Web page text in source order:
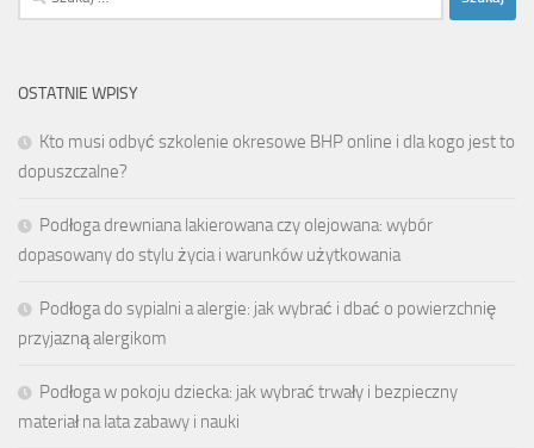
OSTATNIE WPISY
Kto musi odbyć szkolenie okresowe BHP online i dla kogo jest to
dopuszczalne?
Podłoga drewniana lakierowana czy olejowana: wybór
dopasowany do stylu życia i warunków użytkowania
Podłoga do sypialni a alergie: jak wybrać i dbać o powierzchnię
przyjazną alergikom
Podłoga w pokoju dziecka: jak wybrać trwały i bezpieczny
materiał na lata zabawy i nauki